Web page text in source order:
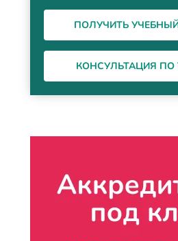
ПОЛУЧИТЬ
КОНСУЛЬТАЦИЯ ПО